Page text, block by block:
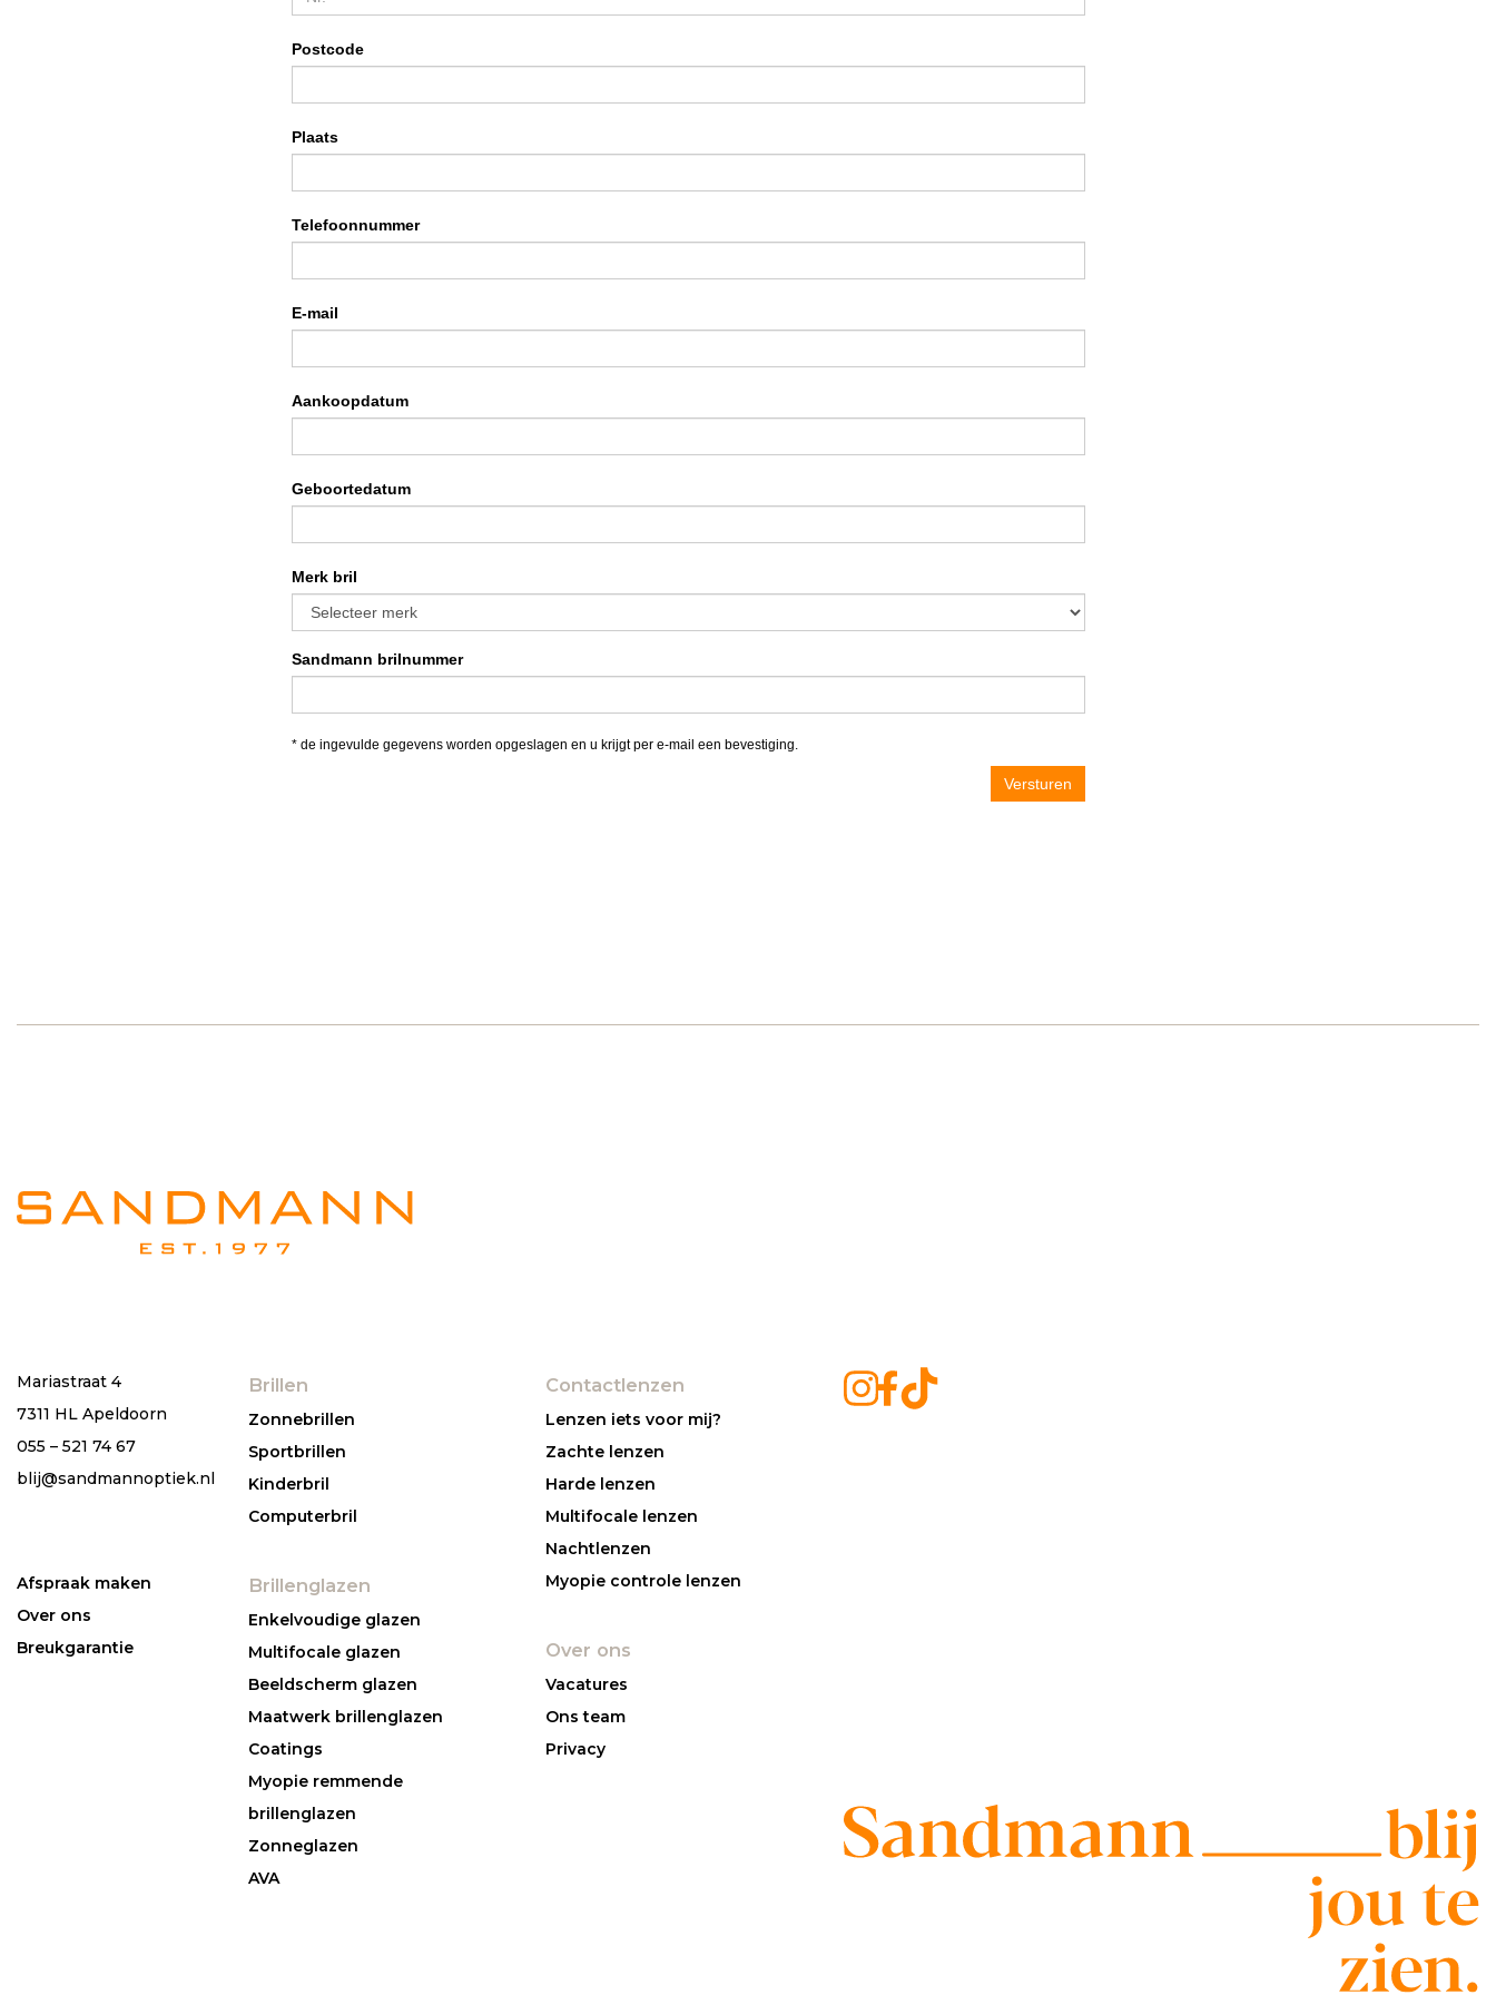
Mariastraat 4
7311 HL Apeldoorn
055 – 521 74 67
blij@sandmannoptiek.nl
Afspraak maken
Over ons
Breukgarantie
Brillen
Zonnebrillen
Sportbrillen
Kinderbril
Computerbril
Brillenglazen
Enkelvoudige glazen
Multifocale glazen
Beeldscherm glazen
Maatwerk brillenglazen
Coatings
Myopie remmende
brillenglazen
Zonneglazen
AVA
Contactlenzen
Lenzen iets voor mij?
Zachte lenzen
Harde lenzen
Multifocale lenzen
Nachtlenzen
Myopie controle lenzen
Over ons
Vacatures
Ons team
Privacy